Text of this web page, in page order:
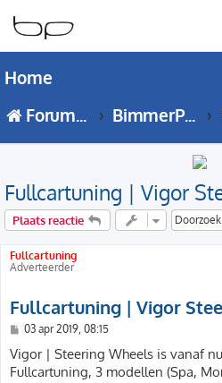
Home
Forumoverzicht
BimmerPortal Traders
Fullcartuning | Vigor
Plaats reactie
Fullcartuning
Adverteerder
Fullcartuning | Vigor
B
r
i
c
03 apr 2019, 08:15
Vigor | Steering Wheels is vanaf
Fullcartuning, 3 modellen (Spa,